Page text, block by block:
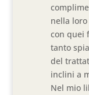
nella
con quei
tanto
del
inclini a
Nel mio